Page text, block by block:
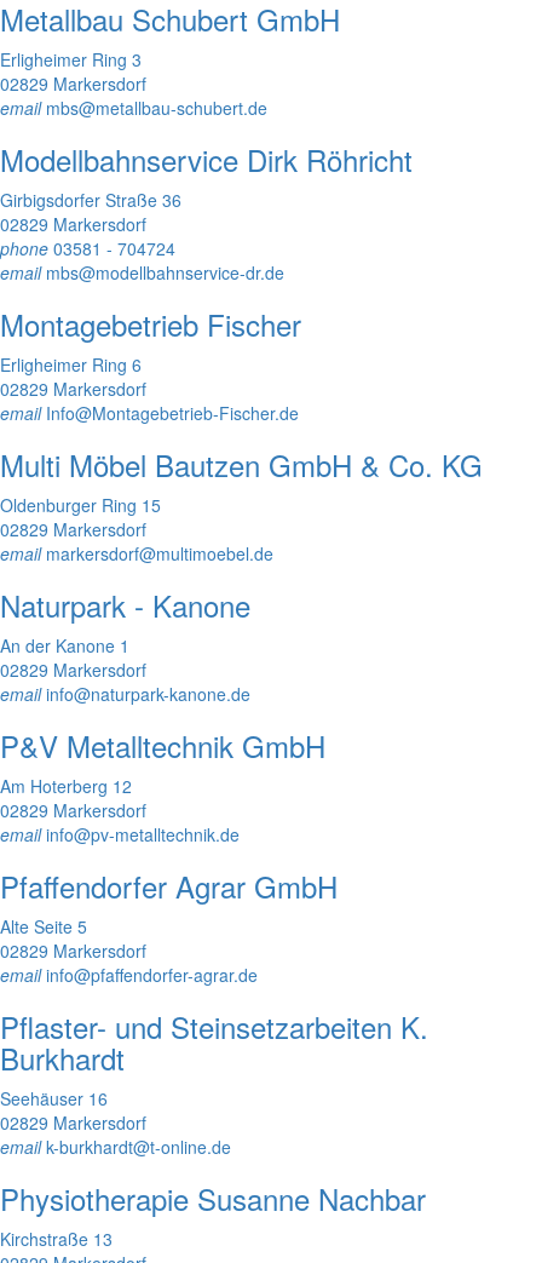
Metallbau Schubert GmbH
Erligheimer Ring 3
02829 Markersdorf
emailmbs@metallbau-schubert.de
Modellbahnservice Dirk Röhricht
Girbigsdorfer Straße 36
02829 Markersdorf
phone 03581 - 704724
emailmbs@modellbahnservice-dr.de
Montagebetrieb Fischer
Erligheimer Ring 6
02829 Markersdorf
emailInfo@Montagebetrieb-Fischer.de
Multi Möbel Bautzen GmbH & Co. KG
Oldenburger Ring 15
02829 Markersdorf
emailmarkersdorf@multimoebel.de
Naturpark - Kanone
An der Kanone 1
02829 Markersdorf
emailinfo@naturpark-kanone.de
P&V Metalltechnik GmbH
Am Hoterberg 12
02829 Markersdorf
emailinfo@pv-metalltechnik.de
Pfaffendorfer Agrar GmbH
Alte Seite 5
02829 Markersdorf
emailinfo@pfaffendorfer-agrar.de
Pflaster- und Steinsetzarbeiten K.
Burkhardt
Seehäuser 16
02829 Markersdorf
emailk-burkhardt@t-online.de
Physiotherapie Susanne Nachbar
Kirchstraße 13